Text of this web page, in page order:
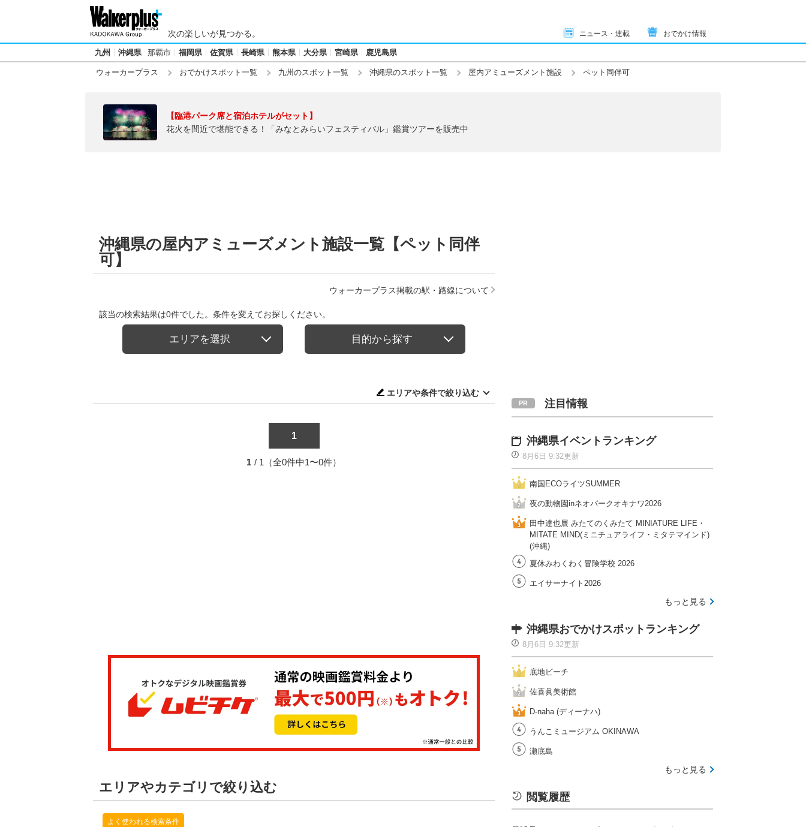
次の楽しいが見つかる。 ニュース・連載 おでかけ情報
九州 沖縄県 那覇市 福岡県 佐賀県 長崎県 熊本県 大分県 宮崎県 鹿児島県
ウォーカープラス おでかけスポット一覧 九州のスポット一覧 沖縄県のスポット一覧 屋内アミューズメント施設 ペット同伴可
【臨港パーク席と宿泊ホテルがセット】
花火を間近で堪能できる！「みなとみらいフェスティバル」鑑賞ツアーを販売中
沖縄県の屋内アミューズメント施設一覧【ペット同伴
可】
ウォーカープラス掲載の駅・路線について
該当の検索結果は0件でした。条件を変えてお探しください。
エリアを選択 目的から探す
エリアや条件で絞り込む
1
1 / 1（全0件中1〜0件）
エリアやカテゴリで絞り込む
よく使われる検索条件
注目情報
沖縄県イベントランキング
8月6日 9:32更新
南国ECOライツSUMMER
夜の動物園inネオパークオキナワ2026
田中達也展 みたてのくみたて MINIATURE LIFE・
MITATE MIND(ミニチュアライフ・ミタテマインド)
(沖縄)
夏休みわくわく冒険学校 2026
エイサーナイト2026
もっと見る
沖縄県おでかけスポットランキング
8月6日 9:32更新
底地ビーチ
佐喜眞美術館
D-naha (ディーナハ)
うんこミュージアム OKINAWA
瀬底島
もっと見る
閲覧履歴